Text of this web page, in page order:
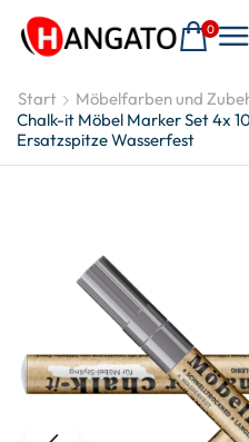
0
Start Möbelfarben und
Chalk-it Möbel Marker Set 4x
Ersatzspitze Wasserfest